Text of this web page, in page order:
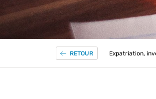
RETOUR Expatriation,